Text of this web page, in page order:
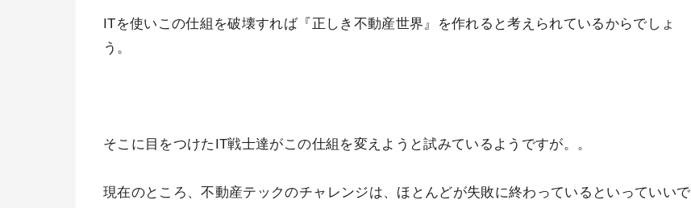
ITを使いこの仕組を破壊すれば『正しき不動産世界』を作れると考えられているからでしょ
う。
そこに目をつけたIT戦士達がこの仕組を変えようと試みているようですが。。
現在のところ、不動産テックのチャレンジは、ほとんどが失敗に終わっているといっていいで